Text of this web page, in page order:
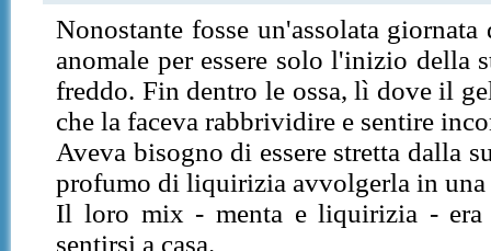
Nonostante fosse un'assolata
anomale per essere solo l'inizio della
freddo. Fin dentro le ossa, lì dove il
che la faceva rabbrividire e sentire
Aveva bisogno di essere stretta dalla
profumo di liquirizia avvolgerla in una
Il loro mix - menta e liquirizia - era
sentirsi a casa.